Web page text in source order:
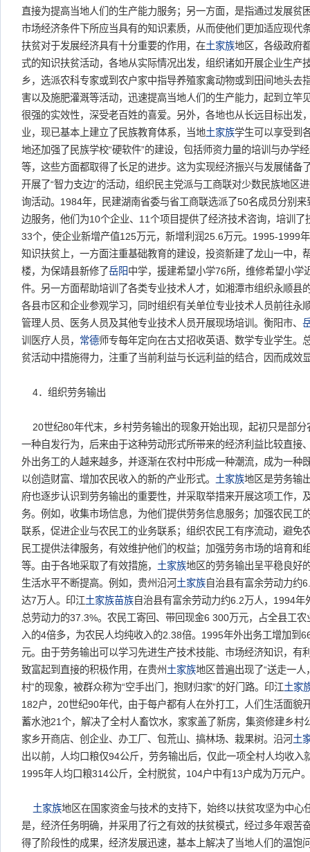
直接为提高当地人们的生产能力服务；另一方面，是指通过发展贫
市场经济条件下所应当具有的知识素质，从而使他们更加适应现代
扶贫对于发展经济具有十分重要的作用，在土家族地区，各级政府
式的知识扶贫活动，各地从实际情况出发，组织诸如开展企业生产
乡，选派农科专家或到农户家中指导养殖家禽动物或到田间地头去
害以及施肥灌溉等活动，迅速提高当地人们的生产能力，起到立竿
很强的实效性，深受老百姓的喜爱。另外，各地也从长远目标出发
业，现已基本上建立了民族教育体系，当地土家族学生可以享受到
地还加强了民族学校“硬软件”的建设，包括师资力量的培训与办学
等，这些方面都取得了长足的进步。这为实现经济振兴与发展储备
开展了“智力支边”的活动，组织民主党派与工商联对少数民族地区
询活动。1984年，民建湖南省委与省工商联选派了50名成员分别
边服务，他们为10个企业、11个项目提供了经济技术咨询，培训
33个，使企业新增产值125万元，新增利润25.6万元。1995-1999
知识扶贫上，一方面注重基础教育的建设，投资新建了龙山一中，
楼，为保靖县新修了岳阳中学，援建希望小学76所，维修希望小学
件。另一方面帮助培训了各类专业技术人才，如湘潭市组织永顺县
各县市区和企业参观学习，同时组织有关单位专业技术人员前往永
管理人员、医务人员及其他专业技术人员开展现场培训。衡阳市、
训医疗人员， 常德师专每年定向在古丈招收英语、数学专业学生。
贫活动中措施得力，注重了当前利益与长远利益的结合，因而成效
4．组织劳务输出
20世纪80年代末，乡村劳务输出的现象开始出现，起初只是部分
一种自发行为，后来由于这种劳动形式所带来的经济利益比较直接
外出务工的人越来越多，并逐渐在农村中形成一种潮流，成为一种
以创造财富、增加农民收入的新的产业形式。 土家族地区是劳务输
府也逐步认识到劳务输出的重要性，并采取举措来开展这项工作，
务。例如，收集市场信息，为他们提供劳务信息服务；加强农民工
联系，促进企业与农民工的业务联系；组织农民工有序流动，避免
民工提供法律服务，有效维护他们的权益；加强劳务市场的培育和
等。由于各地采取了有效措施， 土家族地区的劳务输出呈平稳良好
生活水平不断提高。例如，贵州沿河 土家族自治县有富余劳动力约
达7万人。印江土家族苗族自治县有富余劳动力约6.2万人，1994
总劳动力的37.3%。农民工寄回、带回现金6 300万元，占全县工
入的4倍多，为农民人均纯收入的2.38倍。1995年外出务工增加到
元。由于劳务输出可以学习先进生产技术技能、市场经济知识，有
致富起到直接的积极作用，在贵州土家族地区普遍出现了“送走一
村”的现象，被群众称为“空手出门，抱财归家”的好门路。印江土家
182户，20世纪90年代，由于每户都有人在外打工，人们生活面貌
蓄水池21个，解决了全村人畜饮水，家家盖了新房，集资修建乡村
家乡开商店、创企业、办工厂、包荒山、搞林场、栽果树。沿河 土
出以前，人均口粮仅94公斤，劳务输出后，仅此一项全村人均收入
1995年人均口粮314公斤，全村脱贫，104户中有13户成为万元户。
土家族地区在国家资金与技术的支持下，始终以扶贫攻坚为中心
是，经济任务明确，并采用了行之有效的扶贫模式，经过多年艰苦
得了阶段性的成果，经济发展迅速，基本上解决了当地人们的温饱